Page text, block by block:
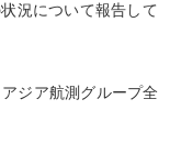
況について報告して
ジア航測グループ全